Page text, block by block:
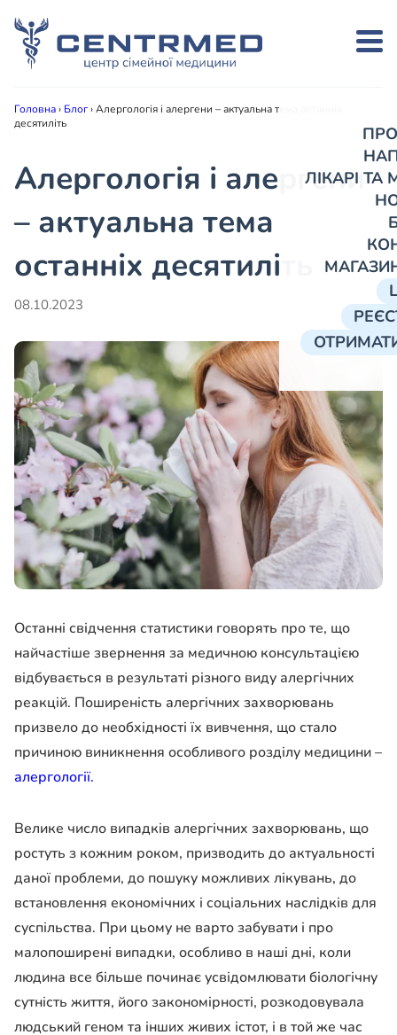
ЛІКАРІ
Головна› Блог›Алергологія і алергени – актуальна тема останніх
десятиліть
Алергологія і алергени
– актуальна тема
останніх десятиліть
08.10.2023
Останні свідчення статистики говорять про те, що
найчастіше звернення за медичною консультацією
відбувається в результаті різного виду алергічних
реакцій. Поширеність алергічних захворювань
призвело до необхідності їх вивчення, що стало
причиною виникнення особливого розділу медицини –
алергології.
Велике число випадків алергічних захворювань, що
ростуть з кожним роком, призводить до актуальності
даної проблеми, до пошуку можливих лікувань, до
встановлення економічних і соціальних наслідків для
суспільства. При цьому не варто забувати і про
малопоширені випадки, особливо в наші дні, коли
людина все більше починає усвідомлювати біологічну
сутність життя, його закономірності, розкодовувала
людський геном та інших живих істот, і в той же час